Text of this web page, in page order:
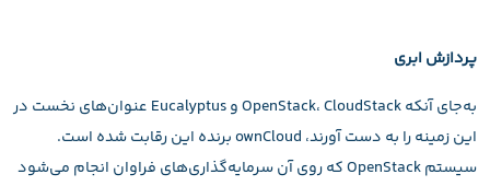
پردازش ابری
به‌جای آنکه OpenStack، CloudStack و Eucalyptus عنوان‌های نخست در
این زمینه را به دست آورند، ownCloud برنده این رقابت شده است.
سیستم OpenStack که روی آن سرمایه‌گذاری‌های فراوان انجام می‌شود